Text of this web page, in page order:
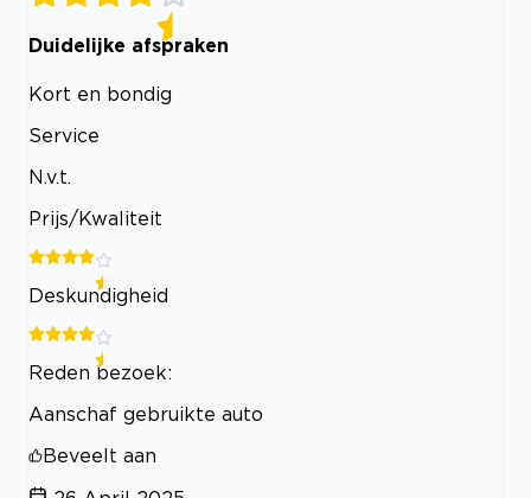
Duidelijke afspraken
Kort en bondig
Service
N.v.t.
Prijs/Kwaliteit
Deskundigheid
Reden bezoek:
Aanschaf gebruikte auto
Beveelt aan